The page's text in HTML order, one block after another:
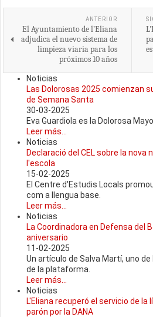
ANTERIOR
El Ayuntamiento de l’Eliana
adjudica el nuevo sistema de
limpieza viaria para los
próximos 10 años
Noticias
Las Dolorosas 2025 comienzan
de Semana Santa
30-03-2025
Eva Guardiola es la Dolorosa
Leer más...
Noticias
Declaració del CEL sobre la
l'escola
15-02-2025
El Centre d'Estudis Locals
com a llengua base.
Leer más...
Noticias
La Coordinadora en Defensa del
aniversario
11-02-2025
Un artículo de Salva Martí, uno
de la plataforma.
Leer más...
Noticias
L'Eliana recuperó el servicio de la
parón por la DANA